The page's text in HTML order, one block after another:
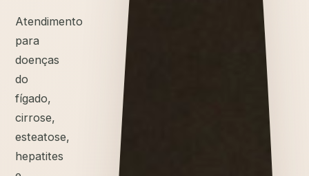
Atendimento
para
doenças
do
fígado,
cirrose,
esteatose,
hepatites